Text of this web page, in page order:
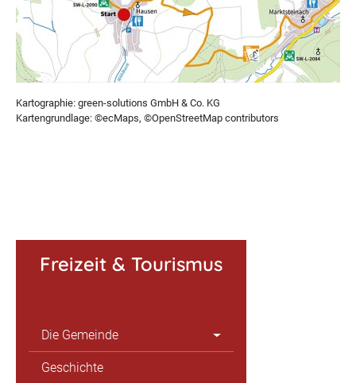
Kartographie: green-solutions GmbH & Co. KG
Kartengrundlage: ©ecMaps, ©OpenStreetMap contributors
Freizeit & Tourismus
Die Gemeinde
Geschichte